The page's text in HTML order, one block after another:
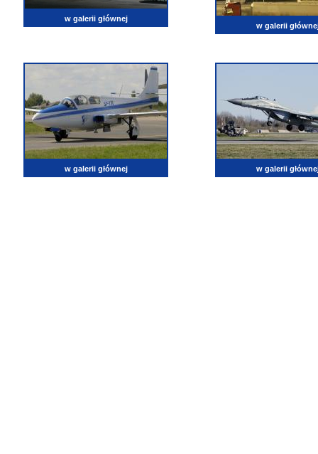
w galerii głównej
w galerii
w galerii głównej w galerii